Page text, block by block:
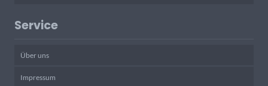
Service
Über uns
Impressum